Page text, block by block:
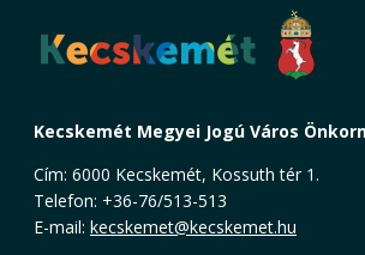
Kecskemét Megyei Jogú Város
Cím: 6000 Kecskemét, Kossuth tér 1.
Telefon: +36-76/513-513
E-mail: kecskemet@kecskemet.hu